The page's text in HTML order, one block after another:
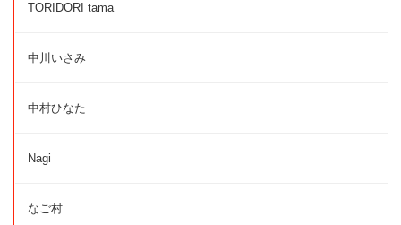
TORIDORI tama
中川いさみ
中村ひなた
Nagi
なご村